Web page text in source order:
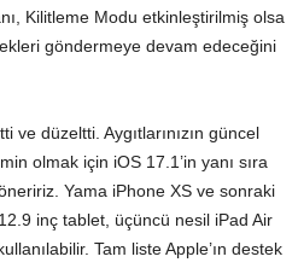
Kilitleme Modu etkinleştirilmiş olsa
göndermeye devam edeceğini
ve düzeltti. Aygıtlarınızın güncel
olmak için iOS 17.1’in yanı sıra
Yama iPhone XS ve sonraki
inç tablet, üçüncü nesil iPad Air
Tam liste Apple’ın destek